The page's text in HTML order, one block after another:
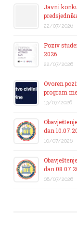
Javni
22/07/2026
Poziv
2026
22/07/2026
Ovoren
program
13/07/2026
dan
10/07/2026
dan
08/07/2026